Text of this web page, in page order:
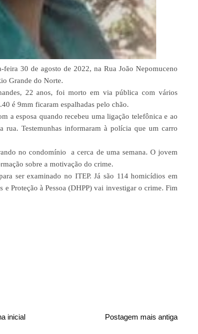
30 de agosto de 2022, na Rua João Nepomuceno
Grande do Norte.
22 anos, foi morto em via pública com vários
é 9mm ficaram espalhadas pelo chão.
a esposa quando recebeu uma ligação telefônica e ao
Testemunhas informaram à polícia que um carro
no condomínio a cerca de uma semana. O jovem
sobre a motivação do crime.
ser examinado no ITEP. Já são 114 homicídios em
Proteção à Pessoa (DHPP) vai investigar o crime. Fim
Postagem mais antiga
inicial